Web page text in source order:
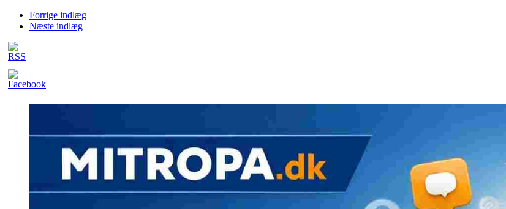
Forrige indlæg
Næste indlæg